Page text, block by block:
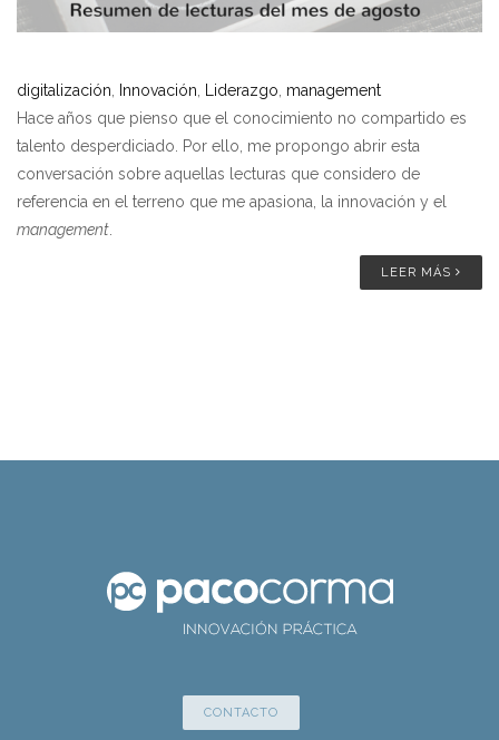
digitalización Innovación Liderazgo management
Hace años que pienso que el conocimiento no compartido es
talento desperdiciado. Por ello, me propongo abrir esta
conversación sobre aquellas lecturas que considero de
referencia en el terreno que me apasiona, la innovación y el
management
LEER MÁS
CONTACTO